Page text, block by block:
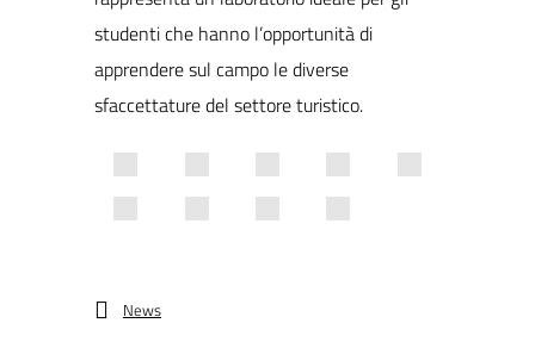
studenti che hanno l’opportunità di
apprendere sul campo le diverse
sfaccettature del settore turistico.
News